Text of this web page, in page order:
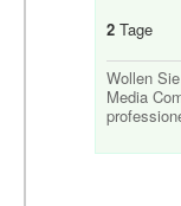
2 Tage
Wollen
Media